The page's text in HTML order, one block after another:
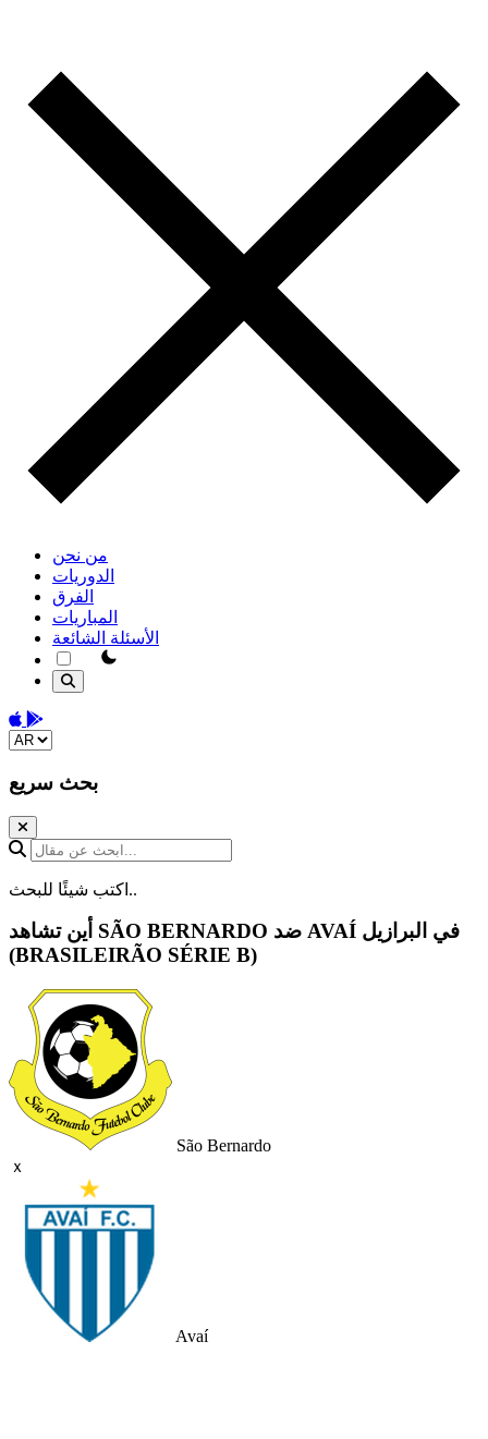
من نحن
الدوريات
الفرق
المباريات
الأسئلة الشائعة
theme switcher
Download on the App Store
Get it on Google Play
Change language
بحث سريع
ابحث عن مقال...
اكتب شيئًا للبحث..
SÃO BERNARDO AVAÍ
(BRASILEIRÃO SÉRIE B)
São Bernardo
ｘ
Avaí